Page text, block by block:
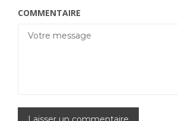
COMMENTAIRE